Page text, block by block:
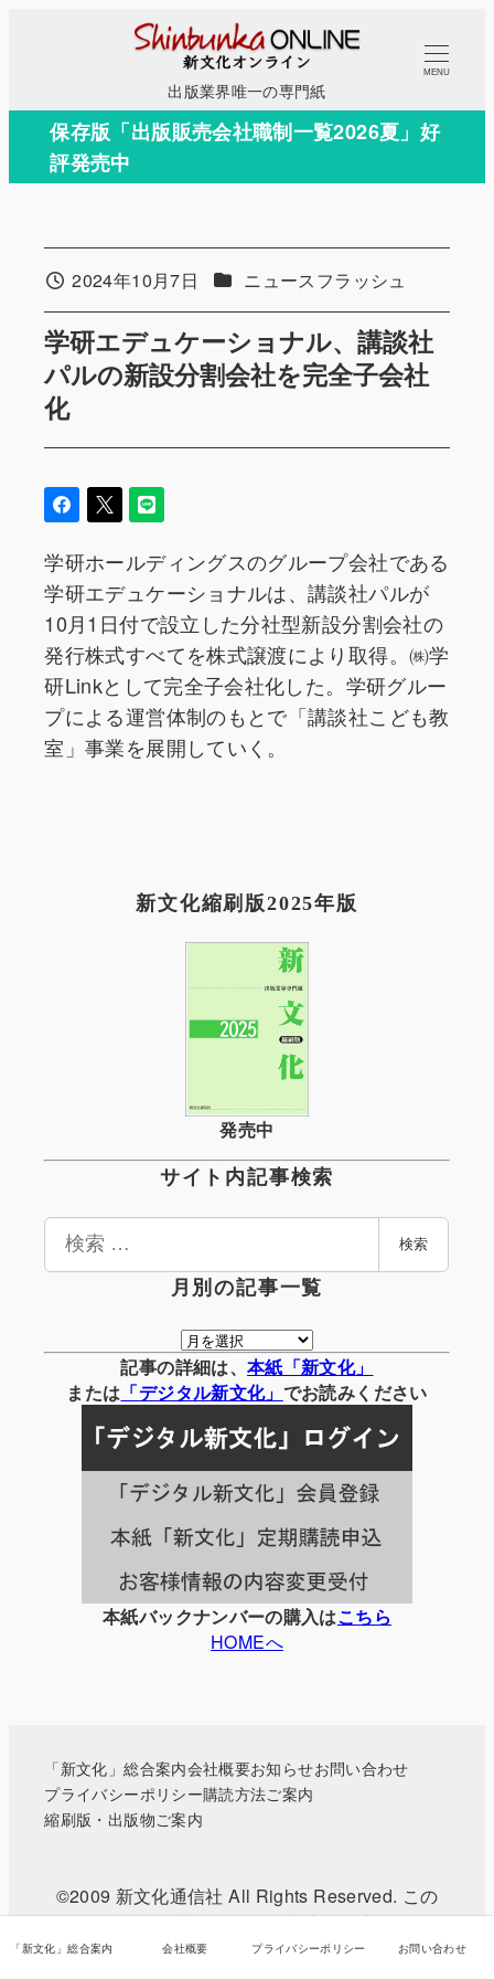
コ
テ
出版業界唯一の専門紙
MENU
保存版「出版販売会社職制一覧2026夏」好
評発売中
学研エデュケーショナル、講談社
パルの新設分割会社を完全子会社
化
投稿日2024年10月7日 カテゴリー
ニュースフラッシュ
学研ホールディングスのグループ会社である
学研エデュケーショナルは、講談社パルが
10月1日付で設立した分社型新設分割会社の
発行株式すべてを株式譲渡により取得。㈱学
研Linkとして完全子会社化した。学研グルー
プによる運営体制のもとで「講談社こども教
室」事業を展開していく。
新文化縮刷版2025年版
発売中
サイト内記事検索
検
検索
月別の記事一覧
月
別
の
事
一
覧
記事の詳細は、 本紙「新文化」
または 「デジタル新文化」 でお読みください
本紙バックナンバーの購入はこちら
HOMEへ
「新文化」総合案内会社概要お知らせお問い合わせ
プライバシーポリシー購読方法ご案内
縮刷版・出版物ご案内
©2009 新文化通信社 All Rights Reserved. この
WEBサイトに掲載されている記事・写真などの無
断転載を禁じます。
「新文化」総合案内 会社概要 プライバシーポリシー お問い合わせ